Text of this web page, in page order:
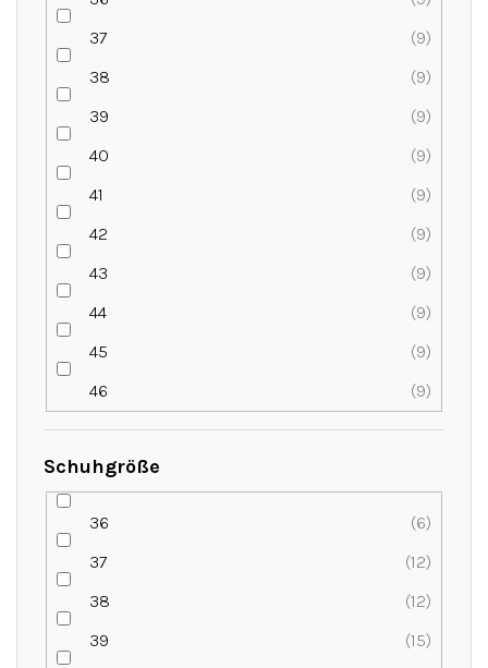
37
9
38
9
39
9
40
9
41
9
42
9
43
9
44
9
45
9
46
9
Schuhgröße
36
6
37
12
38
12
39
15